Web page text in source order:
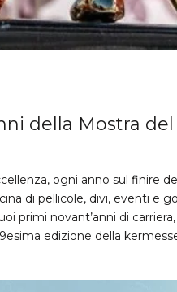
della Mostra
ogni anno sul finire
di pellicole, divi, eventi e
primi novant’anni di
edizione della